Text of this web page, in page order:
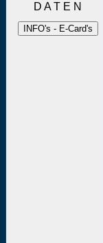
D A T E N